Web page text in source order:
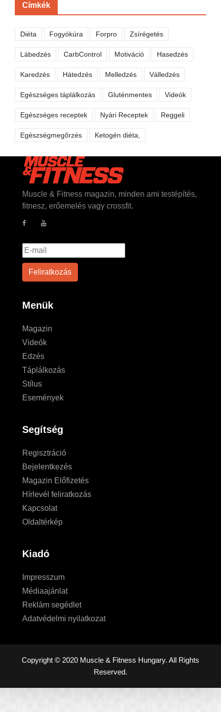
Címkék
Diéta Fogyókúra Forpro Zsírégetés
Lábedzés CarbControl Motiváció Hasedzés
Karedzés Hátedzés Melledzés Válledzés
Egészséges táplálkozás Gluténmentes Videók
Egészséges receptek Nyári Receptek Reggeli
Egészségmegőrzés Ketogén diéta,
Muscle & Fitness magazin, minden ami testépítés,
fitnesz, erőemelés vagy crossfit.
Menük
Magazin
Videók
Edzés
Táplálkozás
Stílus
Események
Segítség
Regisztráció
Bejelentkezés
Magazin Előfizetés
Hírlevél feliratkozás
Kapcsolat
Oldaltérkép
Kiadó
Impresszum
Médiaajánlat
Reklám segédlet
Adatvédelmi nyilatkozat
Copyright © 2020 Muscle & Fitness Hungary. All Rights
Reserved.